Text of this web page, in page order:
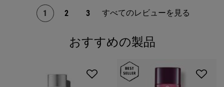
ページ 1/3。 現在のページ
1 2 3 すべてのレビューを見る
おすすめの製品